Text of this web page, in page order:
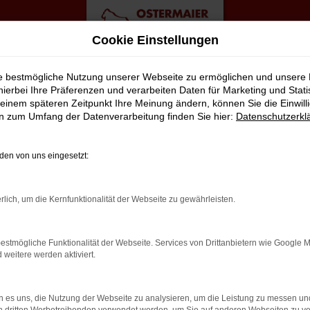
FÜR BREMEN?
viele Vorschläge rund um die Mobilität. Das gilt natürlich
Fahrzeug, das perfekt zu nahezu jedem Anspruch in
liegt auf der Hand, denn so erhalten Sie Ihren Audi Q8 frei
gut? Dann kontaktieren Sie uns noch heute.
Cookie Einstellungen
bestmögliche Nutzung unserer Webseite zu ermöglichen und unsere
Ihre Präferenzen und verarbeiten Daten für Marketing und
späteren Zeitpunkt Ihre Meinung ändern, können Sie die
zum Umfang der Datenverarbeitung finden Sie hier:
von uns eingesetzt:
um die Kernfunktionalität der Webseite zu gewährleisten.
Funktionalität der Webseite. Services von Drittanbietern wie Google
weitere werden aktiviert.
es uns, die Nutzung der Webseite zu analysieren, um die Leistung zu messen